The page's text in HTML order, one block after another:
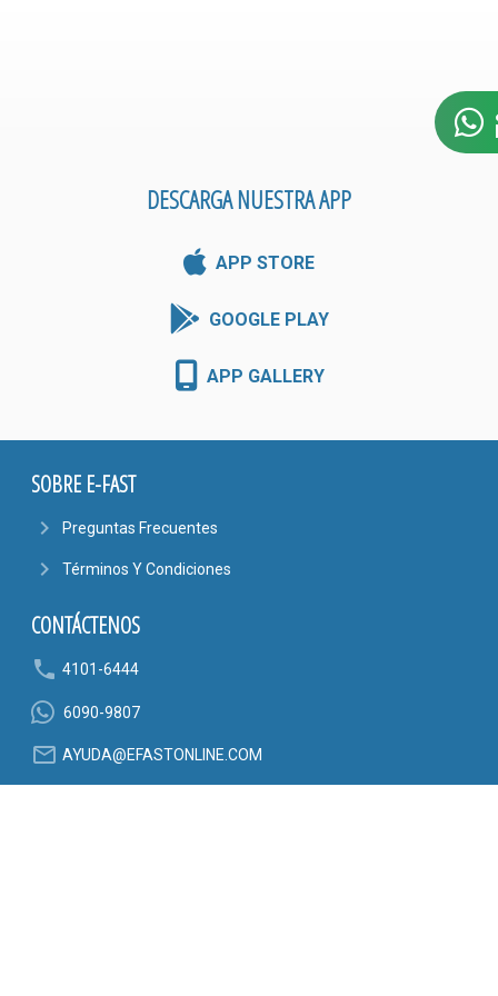
DESCARGA NUESTRA APP
APP STORE
GOOGLE PLAY
APP GALLERY
SOBRE E-FAST
navigate_next Preguntas Frecuentes
navigate_next Términos Y Condiciones
CONTÁCTENOS
phone 4101-6444
6090-9807
mail_outline AYUDA@EFASTONLINE.COM